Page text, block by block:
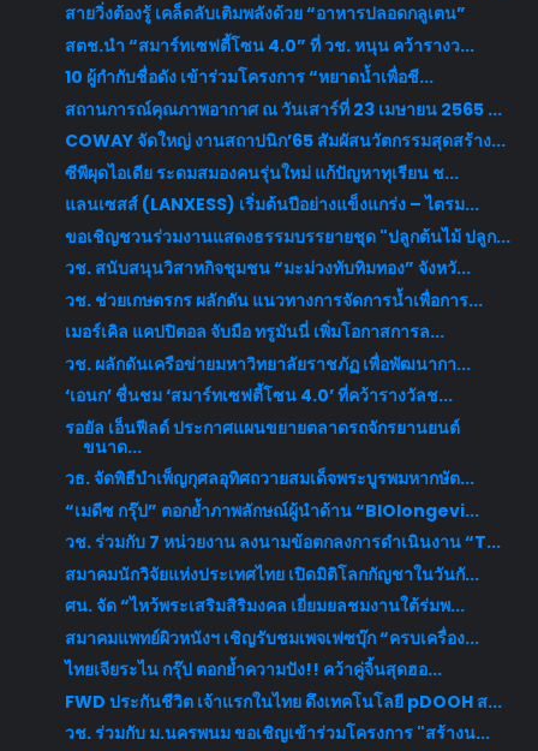
สายวิ่งต้องรู้ เคล็ดลับเติมพลังด้วย “อาหารปลอดกลูเตน”
สตช.นำ “สมาร์ทเซฟตี้โซน 4.0” ที่ วช. หนุน คว้ารางว...
10 ผู้กำกับชื่อดัง เข้าร่วมโครงการ “หยาดน้ำเพื่อชี...
สถานการณ์คุณภาพอากาศ ณ วันเสาร์ที่ 23 เมษายน 2565 ...
COWAY จัดใหญ่ งานสถาปนิก’65 สัมผัสนวัตกรรมสุดสร้าง...
ซีพีผุดไอเดีย ระดมสมองคนรุ่นใหม่ แก้ปัญหาทุเรียน ช...
แลนเซสส์ (LANXESS) เริ่มต้นปีอย่างแข็งแกร่ง – ไตรม...
ขอเชิญชวนร่วมงานแสดงธรรมบรรยายชุด "ปลูกต้นไม้ ปลูก...
วช. สนับสนุนวิสาหกิจชุมชน “มะม่วงทับทิมทอง” จังหวั...
วช. ช่วยเกษตรกร ผลักดัน แนวทางการจัดการน้ำเพื่อการ...
เมอร์เคิล แคปปิตอล จับมือ ทรูมันนี่ เพิ่มโอกาสการล...
วช. ผลักดันเครือข่ายมหาวิทยาลัยราชภัฏ เพื่อพัฒนากา...
‘เอนก’ ชื่นชม ‘สมาร์ทเซฟตี้โซน 4.0’ ที่คว้ารางวัลช...
รอยัล เอ็นฟีลด์ ประกาศแผนขยายตลาดรถจักรยานยนต์
ขนาด...
วธ. จัดพิธีบำเพ็ญกุศลอุทิศถวายสมเด็จพระบูรพมหากษัต...
“เมดีซ กรุ๊ป” ตอกย้ำภาพลักษณ์ผู้นำด้าน “BIOlongevi...
วช. ร่วมกับ 7 หน่วยงาน ลงนามข้อตกลงการดำเนินงาน “T...
สมาคมนักวิจัยแห่งประเทศไทย เปิดมิติโลกกัญชาในวันกั...
ศน. จัด “ไหว้พระเสริมสิริมงคล เยี่ยมยลชมงานใต้ร่มพ...
สมาคมแพทย์ผิวหนังฯ เชิญรับชมเพจเฟซบุ๊ก “ครบเครื่อง...
ไทยเจียระไน กรุ๊ป ตอกย้ำความปัง!! คว้าคู่จิ้นสุดฮอ...
FWD ประกันชีวิต เจ้าแรกในไทย ดึงเทคโนโลยี pDOOH ส...
วช. ร่วมกับ ม.นครพนม ขอเชิญเข้าร่วมโครงการ "สร้างน...